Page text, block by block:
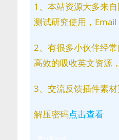
1、本站资源大多来
测试研究使用，
2、有很多小伙伴经
高效的吸收英文资源
3、交流反馈插件素
解压密码点击查看